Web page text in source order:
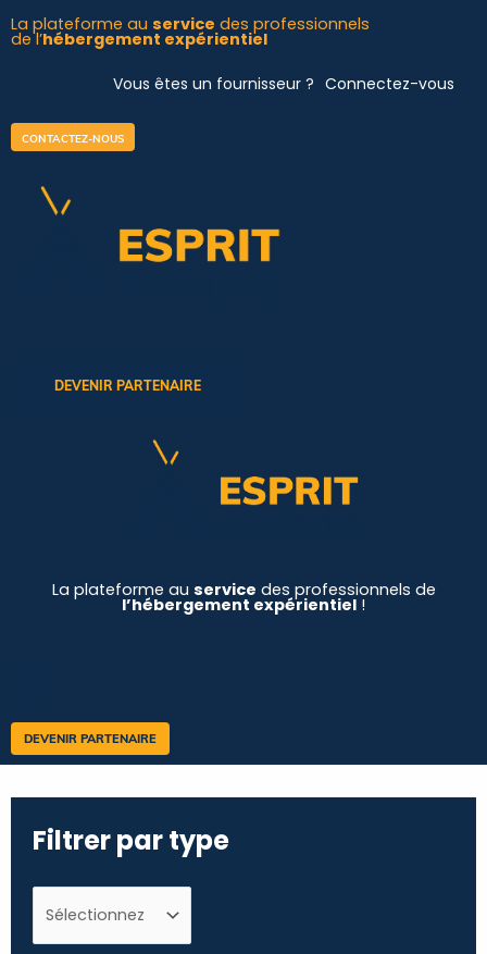
Aller
au
La plateforme au service des professionnels
de l’hébergement expérientiel
Vous êtes un fournisseur ? Connectez-vous
CONTACTEZ-NOUS
DEVENIR PARTENAIRE
La plateforme au service des professionnels de
l’hébergement expérientiel !
DEVENIR PARTENAIRE
Filtrer par type